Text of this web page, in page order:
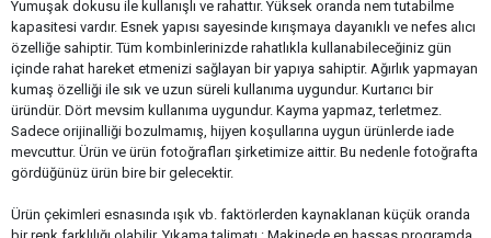
Yumuşak dokusu ile kullanışlı ve rahattır. Yüksek oranda nem tutabilme
kapasitesi vardır. Esnek yapısı sayesinde kırışmaya dayanıklı ve nefes alıcı
özelliğe sahiptir. Tüm kombinlerinizde rahatlıkla kullanabileceğiniz gün
içinde rahat hareket etmenizi sağlayan bir yapıya sahiptir. Ağırlık yapmayan
kumaş özelliği ile sık ve uzun süreli kullanıma uygundur. Kurtarıcı bir
üründür. Dört mevsim kullanıma uygundur. Kayma yapmaz, terletmez.
Sadece orijinalliği bozulmamış, hijyen koşullarına uygun ürünlerde iade
mevcuttur. Ürün ve ürün fotoğrafları şirketimize aittir. Bu nedenle fotoğrafta
gördüğünüz ürün bire bir gelecektir.
Ürün çekimleri esnasında ışık vb. faktörlerden kaynaklanan küçük oranda